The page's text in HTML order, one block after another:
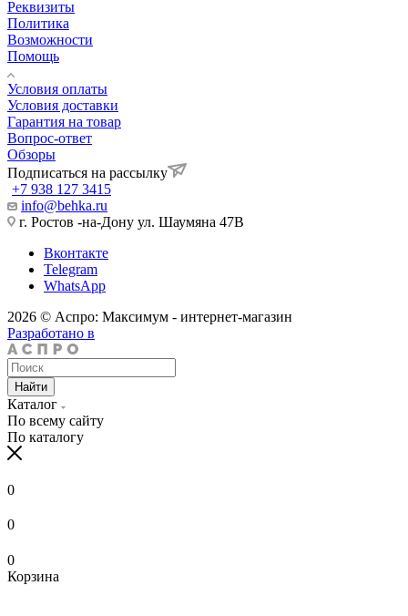
Реквизиты
Политика
Возможности
Помощь
Условия оплаты
Условия доставки
Гарантия на товар
Вопрос-ответ
Обзоры
Подписаться на рассылку
+7 938 127 3415
info@behka.ru
г. Ростов -на-Дону ул. Шаумяна 47В
Вконтакте
Telegram
WhatsApp
2026 © Аспро: Максимум - интернет-магазин
Разработано в
Найти
Каталог
По всему сайту
По каталогу
0
0
0
Корзина